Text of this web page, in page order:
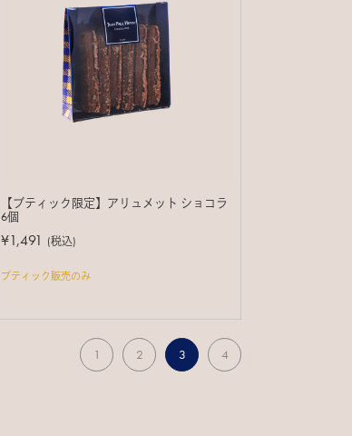
【ブティック限定】アリュメット ショコラ
6個
¥1,491 (税込)
ブティック販売のみ
1 2 3 4